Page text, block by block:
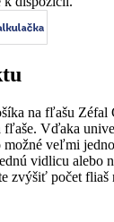
na fľašu
fľaše. Vďaka
možné veľmi
vidlicu alebo
zvýšiť počet fliaš